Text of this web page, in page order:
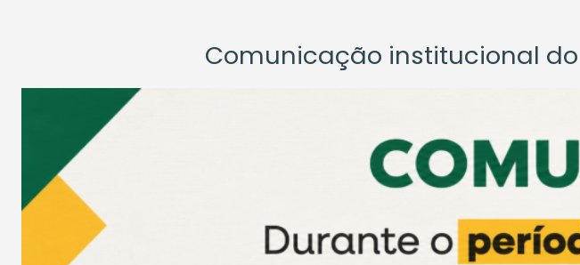
Comunicação institucional